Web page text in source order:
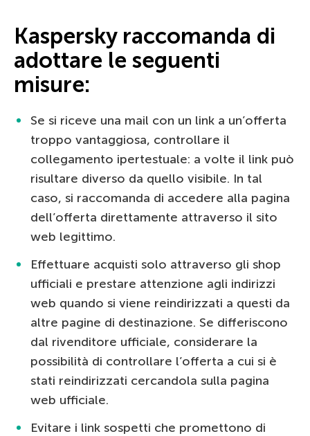
Kaspersky raccomanda di
adottare le seguenti
misure:
Se si riceve una mail con un link a un’offerta
troppo vantaggiosa, controllare il
collegamento ipertestuale: a volte il link può
risultare diverso da quello visibile. In tal
caso, si raccomanda di accedere alla pagina
dell’offerta direttamente attraverso il sito
web legittimo.
Effettuare acquisti solo attraverso gli shop
ufficiali e prestare attenzione agli indirizzi
web quando si viene reindirizzati a questi da
altre pagine di destinazione. Se differiscono
dal rivenditore ufficiale, considerare la
possibilità di controllare l’offerta a cui si è
stati reindirizzati cercandola sulla pagina
web ufficiale.
Evitare i link sospetti che promettono di